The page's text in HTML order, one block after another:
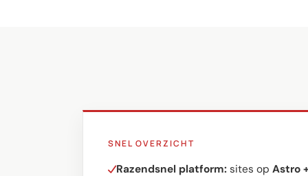
SNEL OVERZICHT
Razendsnel platform: sites op Astro